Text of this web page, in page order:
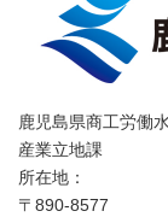
鹿児島県商工労働
産業立地課
所在地：
〒890-8577